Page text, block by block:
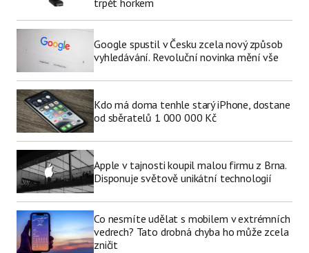
Google spustil v Česku zcela nový způsob
vyhledávání. Revoluční novinka mění vše
Kdo má doma tenhle starý iPhone, dostane
od sběratelů 1 000 000 Kč
Apple v tajnosti koupil malou firmu z Brna.
Disponuje světově unikátní technologií
Co nesmíte udělat s mobilem v extrémních
vedrech? Tato drobná chyba ho může zcela
zničit